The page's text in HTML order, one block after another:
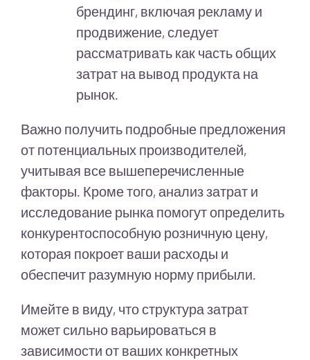
брендинг, включая рекламу и
продвижение, следует
рассматривать как часть общих
затрат на вывод продукта на
рынок.
Важно получить подробные предложения
от потенциальных производителей,
учитывая все вышеперечисленные
факторы. Кроме того, анализ затрат и
исследование рынка помогут определить
конкурентоспособную розничную цену,
которая покроет ваши расходы и
обеспечит разумную норму прибыли.
Имейте в виду, что структура затрат
может сильно варьироваться в
зависимости от ваших конкретных